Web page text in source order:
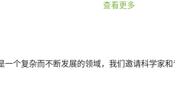
查看更多
个复杂而不断发展的领域，我们邀请科学家